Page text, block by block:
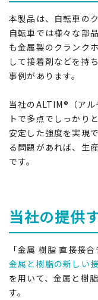
本製品は、自転車の
自転車では様々な部
も金属製のクランク
して接着剤などを持
事例があります。
当社のALTIM®（ア
トで多点でしっかり
安定した強度を実現
る問題があれば、生
です。
当社の提供
「金属 樹脂 直接接合
金属と樹脂の新しい
を用いて、金属と樹
す。